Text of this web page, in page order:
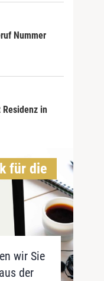
Nummer
in
für die
wir Sie
der